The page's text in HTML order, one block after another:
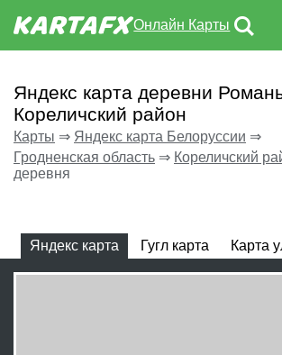
Онлайн Карты
Яндекс карта деревни
Кореличский район
Карты ⇒ Яндекс карта Белоруссии ⇒
Гродненская область ⇒ Кореличский
деревня
Яндекс карта Гугл карта Карта